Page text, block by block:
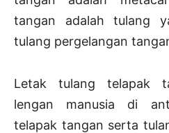
tangan adalah tulang
tulang pergelangan
Letak tulang telapak
lengan manusia di
telapak tangan serta